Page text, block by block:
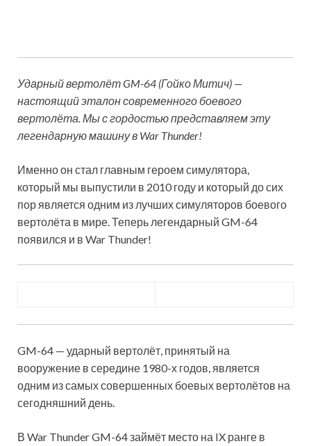
Ударный вертолёт GM-64 (Гойко Митич) —
настоящий эталон современного боевого
вертолёта. Мы с гордостью представляем эту
легендарную машину в War Thunder!​
Именно он стал главным героем симулятора,
который мы выпустили в 2010 году и который до сих
пор является одним из лучших симуляторов боевого
вертолёта в мире. Теперь легендарный GM-64
появился и в War Thunder!
GM-64 — ударный вертолёт, принятый на
вооружение в середине 1980-х годов, является
одним из самых совершенных боевых вертолётов на
сегодняшний день.
В War Thunder GM-64 займёт место на IX ранге в